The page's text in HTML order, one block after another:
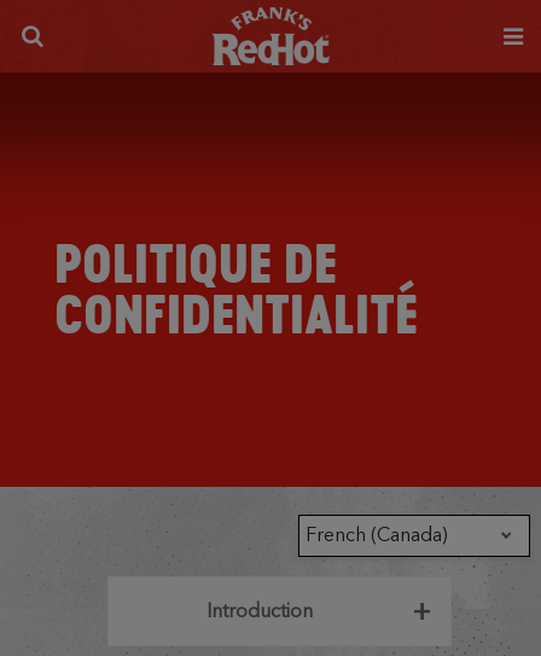
POLITIQUE DE
CONFIDENTIALITÉ
French (Canada)
Introduction